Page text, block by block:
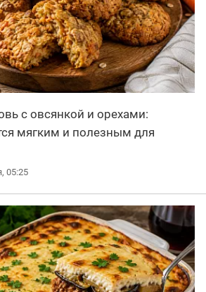
с овсянкой и орехами:
мягким и полезным для
05:25